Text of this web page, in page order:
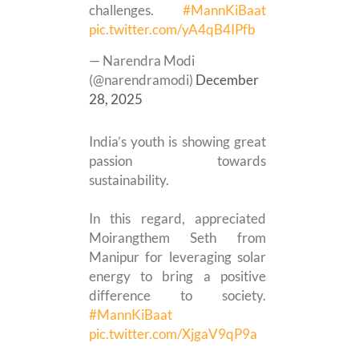
challenges. #MannKiBaat
pic.twitter.com/yA4qB4IPfb
— Narendra Modi
(@narendramodi) December
28, 2025
India’s youth is showing great
passion towards
sustainability.
In this regard, appreciated
Moirangthem Seth from
Manipur for leveraging solar
energy to bring a positive
difference to society.
#MannKiBaat
pic.twitter.com/XjgaV9qP9a